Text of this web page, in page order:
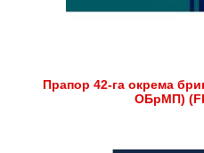
Прапор 42-га окрема
ОБрМП)